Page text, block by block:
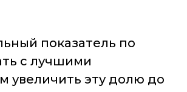
показатель по
с лучшими
увеличить эту долю до